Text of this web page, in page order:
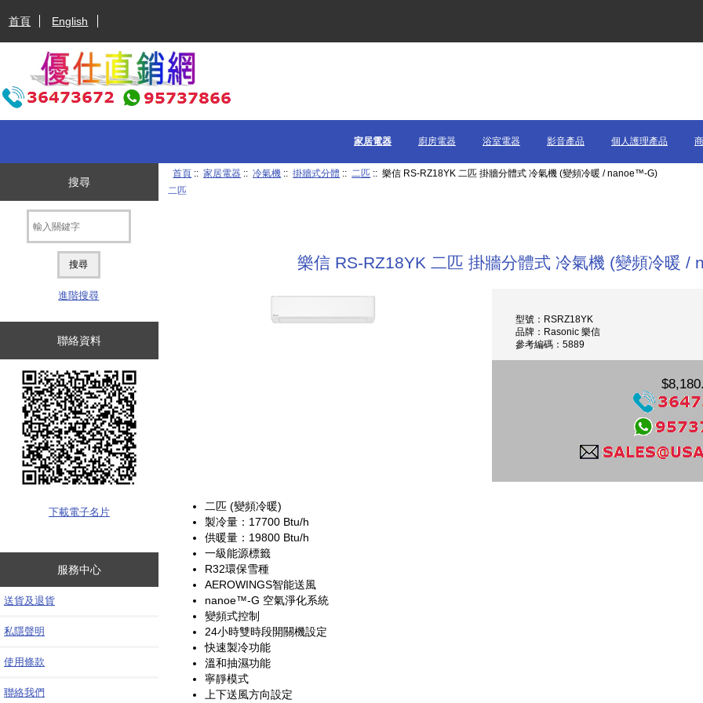
首頁 English
家居電器 廚房電器 浴室電器 影音產品 個人護理產品
搜尋
進階搜尋
聯絡資料
下載電子名片
服務中心
送貨及退貨
私隱聲明
使用條款
聯絡我們
首頁 ::家居電器 ::冷氣機 ::掛牆式分體 :: 二匹 :: 樂信 RS-RZ18YK 二匹 掛牆分體式 冷氣機 (變頻冷暖 / nanoe™-G)
二匹
樂信 RS-RZ18YK 二匹 掛牆分體式 冷氣機 (變頻冷暖 /
型號：RSRZ18YK
品牌：Rasonic 樂信
參考編碼：5889
二匹 (變頻冷暖)
製冷量：17700 Btu/h
供暖量：19800 Btu/h
一級能源標籤
R32環保雪種
AEROWINGS智能送風
nanoe™-G 空氣淨化系統
變頻式控制
24小時雙時段開關機設定
快速製冷功能
溫和抽濕功能
寧靜模式
上下送風方向設定